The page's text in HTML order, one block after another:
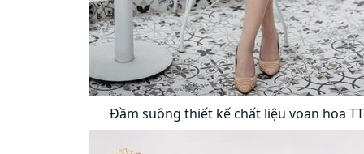
Đầm suông thiết kế chất liệu voan hoa